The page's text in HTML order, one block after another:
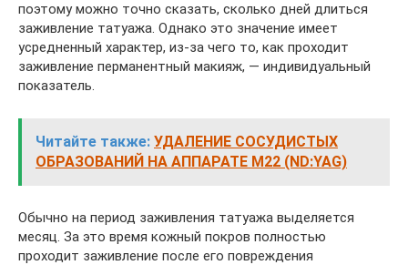
поэтому можно точно сказать, сколько дней длиться
заживление татуажа. Однако это значение имеет
усредненный характер, из-за чего то, как проходит
заживление перманентный макияж, — индивидуальный
показатель.
Читайте также: УДАЛЕНИЕ СОСУДИСТЫХ
ОБРАЗОВАНИЙ НА АППАРАТЕ М22 (ND:YAG)
Обычно на период заживления татуажа выделяется
месяц. За это время кожный покров полностью
проходит заживление после его повреждения